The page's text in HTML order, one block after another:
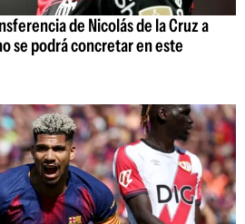
de Nicolás de la Cruz a
se podrá concretar en este